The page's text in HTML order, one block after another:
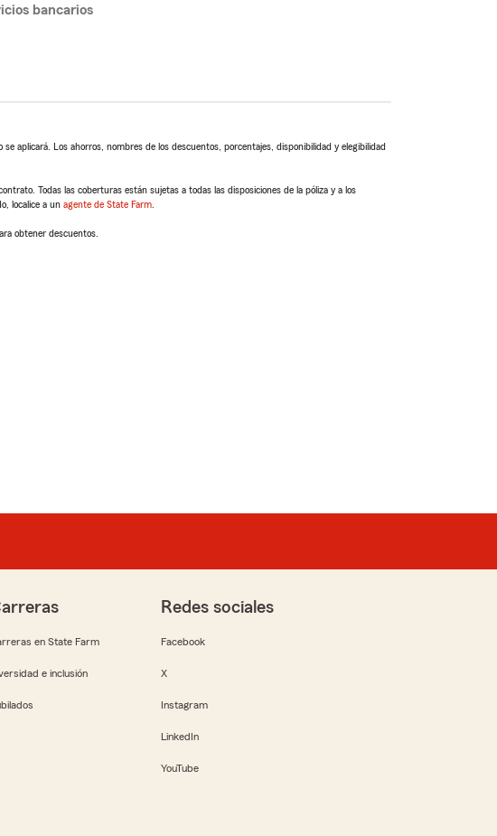
bancarios
aplicará. Los ahorros, nombres de los descuentos, porcentajes, disponibilidad y elegibilidad
Todas las coberturas están sujetas a todas las disposiciones de la póliza y a los
localice a un agente de State Farm
obtener descuentos.
en State Farm
e inclusión
Redes sociales
Facebook
X
Instagram
LinkedIn
YouTube